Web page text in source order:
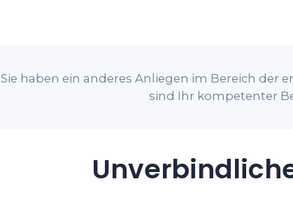
Sie haben ein anderes Anliegen im Bereich der
sind Ihr kompetenter